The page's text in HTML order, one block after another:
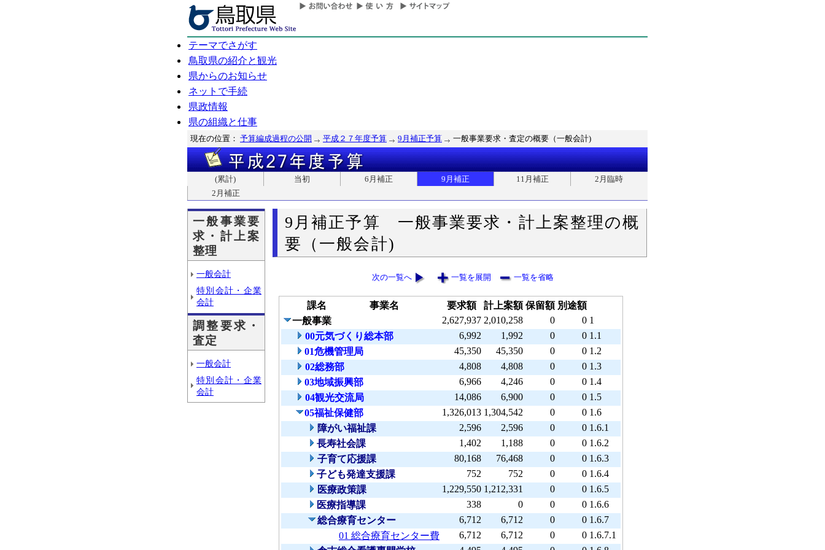
テーマでさがす
鳥取県の紹介と観光
県からのお知らせ
ネットで手続
県政情報
県の組織と仕事
現在の位置： 予算編成過程の公開 平成２７年度予算 9月補正予算 一般事業要求・査定の概要（一般会計)
(累計) 当初 6月補正 9月補正 11月補正
2月臨時
2月補正
一般事業要
求・計上案
整理
一般会計
特別会計・企業
会計
調整要求・
査定
一般会計
特別会計・企業
会計
9月補正予算 一般事業要求・計上案整理の概
要（一般会計)
次の一覧へ 一覧を展開 一覧を省略
課名 事業名 要求額 計上案額 保留額 別途額
一般事業
2,627,937 2,010,258 0 0 1
00元気づくり総本部
6,992 1,992 0 0 1.1
01危機管理局
45,350 45,350 0 0 1.2
02総務部
4,808 4,808 0 0 1.3
03地域振興部
6,966 4,246 0 0 1.4
04観光交流局
14,086 6,900 0 0 1.5
05福祉保健部
1,326,013 1,304,542 0 0 1.6
障がい福祉課
2,596 2,596 0 0 1.6.1
長寿社会課
1,402 1,188 0 0 1.6.2
子育て応援課
80,168 76,468 0 0 1.6.3
子ども発達支援課
752 752 0 0 1.6.4
医療政策課
1,229,550 1,212,331 0 0 1.6.5
医療指導課
338 0 0 0 1.6.6
総合療育センター
6,712 6,712 0 0 1.6.7
01 総合療育センター費
6,712 6,712 0 0 1.6.7.1